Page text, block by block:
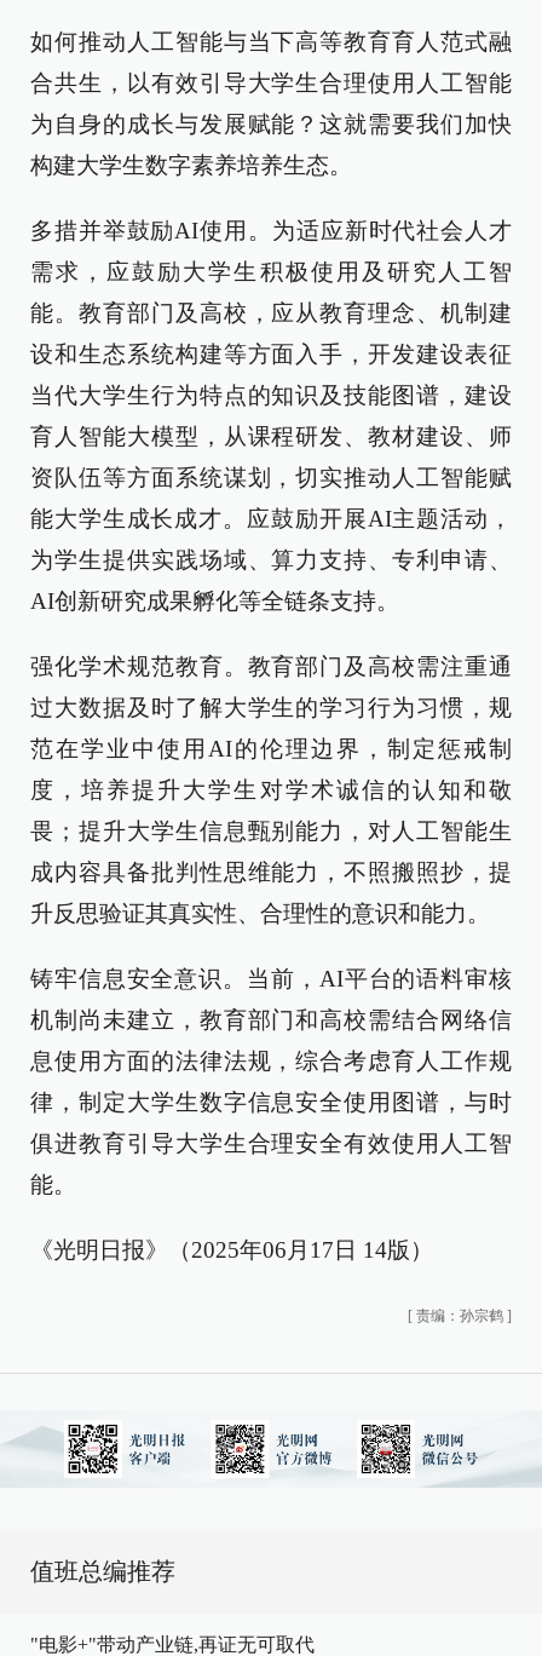
如何推动人工智能与当下高等教育育人范式融
合共生，以有效引导大学生合理使用人工智能
为自身的成长与发展赋能？这就需要我们加快
构建大学生数字素养培养生态。
多措并举鼓励AI使用。为适应新时代社会人才
需求，应鼓励大学生积极使用及研究人工智
能。教育部门及高校，应从教育理念、机制建
设和生态系统构建等方面入手，开发建设表征
当代大学生行为特点的知识及技能图谱，建设
育人智能大模型，从课程研发、教材建设、师
资队伍等方面系统谋划，切实推动人工智能赋
能大学生成长成才。应鼓励开展AI主题活动，
为学生提供实践场域、算力支持、专利申请、
AI创新研究成果孵化等全链条支持。
强化学术规范教育。教育部门及高校需注重通
过大数据及时了解大学生的学习行为习惯，规
范在学业中使用AI的伦理边界，制定惩戒制
度，培养提升大学生对学术诚信的认知和敬
畏；提升大学生信息甄别能力，对人工智能生
成内容具备批判性思维能力，不照搬照抄，提
升反思验证其真实性、合理性的意识和能力。
铸牢信息安全意识。当前，AI平台的语料审核
机制尚未建立，教育部门和高校需结合网络信
息使用方面的法律法规，综合考虑育人工作规
律，制定大学生数字信息安全使用图谱，与时
俱进教育引导大学生合理安全有效使用人工智
能。
《光明日报》（2025年06月17日 14版）
[ 责编：孙宗鹤 ]
值班总编推荐
"电影+"带动产业链,再证无可取代